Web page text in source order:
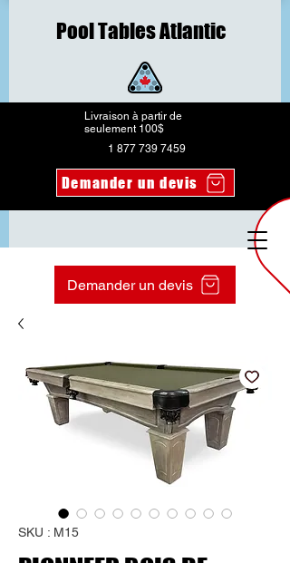
Livraison à partir de
seulement 100$
1 877 739 7459
Demander un devis
Pool Tables Atlantic
Demander un devis
SKU : M15